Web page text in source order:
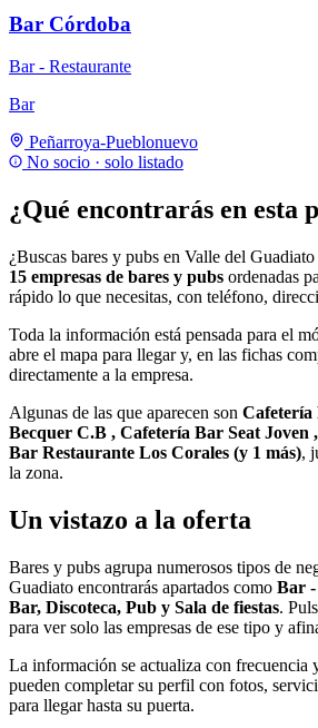
Bar Córdoba
Bar - Restaurante
Bar
Peñarroya-Pueblonuevo
No socio · solo listado
¿Qué encontrarás en esta
¿Buscas bares y pubs en Valle del
15 empresas de bares y pubs ordenadas
rápido lo que necesitas, con teléfono,
Toda la información está pensada para el
abre el mapa para llegar y, en las fichas
directamente a la empresa.
Algunas de las que aparecen son Cafetería
Becquer C.B , Cafetería Bar Seat Joven
Bar Restaurante Los Corales (y 1 más),
la zona.
Un vistazo a la oferta
Bares y pubs agrupa numerosos tipos de
Guadiato encontrarás apartados como Bar -
Bar, Discoteca, Pub y Sala de fiestas.
para ver solo las empresas de ese tipo y
La información se actualiza con frecuencia
pueden completar su perfil con fotos,
para llegar hasta su puerta.